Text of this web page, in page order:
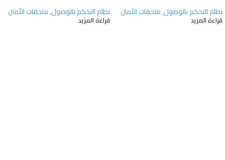
نظام التحكم بالوصول,ملحقات الأمان
قراءة المزيد
نظام التحكم بالوصول,ملحقات الأمان
قراءة المزيد